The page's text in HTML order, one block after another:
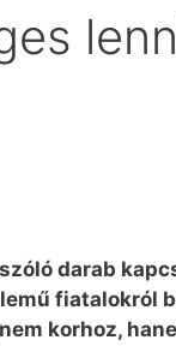
darab
fiatalokról
korhoz,